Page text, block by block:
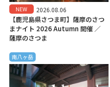
NEW 2026.08.06
【鹿児島県さつま町】薩摩のさつ
まナイト 2026 Autumn 開催 ／
薩摩のさつま
南八ヶ岳